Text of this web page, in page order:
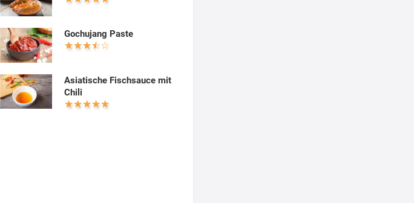
Gochujang Paste
Asiatische Fischsauce mit
Chili